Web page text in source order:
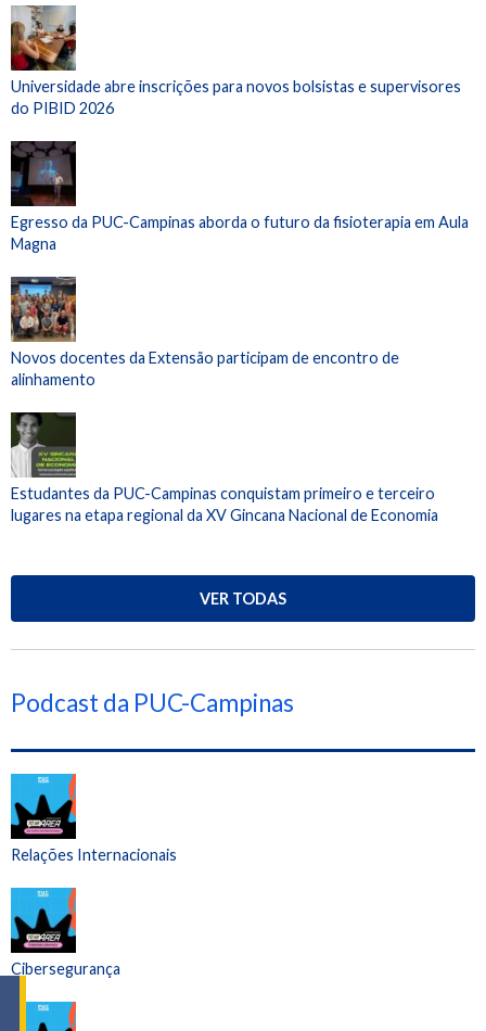
Universidade abre inscrições para novos bolsistas e supervisores
do PIBID 2026
Egresso da PUC-Campinas aborda o futuro da fisioterapia em Aula
Magna
Novos docentes da Extensão participam de encontro de
alinhamento
Estudantes da PUC-Campinas conquistam primeiro e terceiro
lugares na etapa regional da XV Gincana Nacional de Economia
VER TODAS
Podcast da PUC-Campinas
Relações Internacionais
Cibersegurança